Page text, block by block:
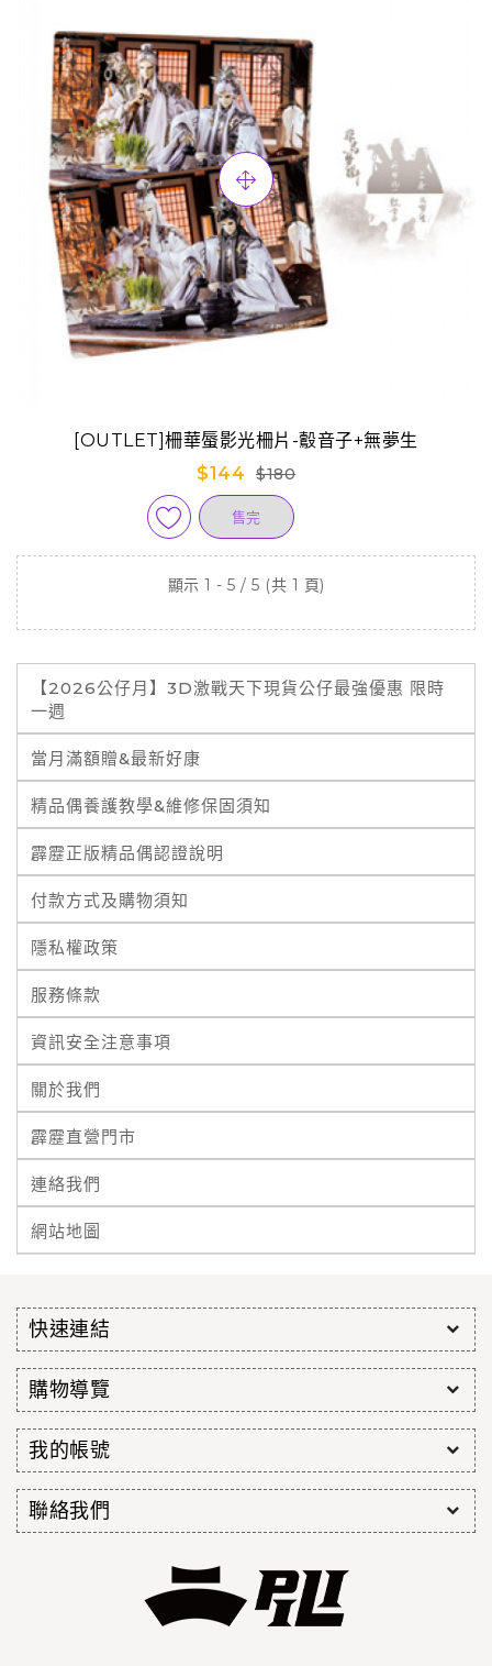
[OUTLET]柵華蜃影光柵片-鷇音子+無夢生
$144
$180
售完
顯示 1 - 5 / 5 (共 1 頁)
【2026公仔月】3D激戰天下現貨公仔最強優惠 限時
一週
當月滿額贈&最新好康
精品偶養護教學&維修保固須知
霹靂正版精品偶認證說明
付款方式及購物須知
隱私權政策
服務條款
資訊安全注意事項
關於我們
霹靂直營門市
連絡我們
網站地圖
快速連結
購物導覽
我的帳號
聯絡我們